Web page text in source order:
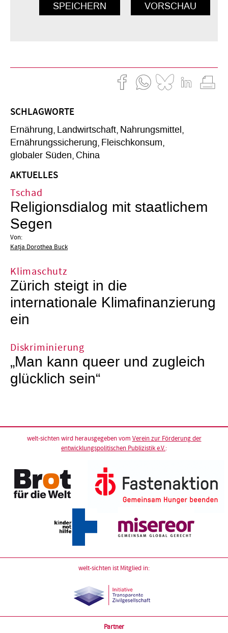
SCHLAGWORTE
Ernährung Landwirtschaft Nahrungsmittel
Ernährungssicherung Fleischkonsum
globaler Süden China
AKTUELLES
Tschad
Religionsdialog mit staatlichem
Segen
Von:
Katja Dorothea Buck
Klimaschutz
Zürich steigt in die
internationale Klimafinanzierung
ein
Diskriminierung
„Man kann queer und zugleich
glücklich sein“
welt-sichten wird herausgegeben vom Verein zur Förderung der
entwicklungspolitischen Publizistik e.V.:
welt-sichten ist Mitglied in:
Partner